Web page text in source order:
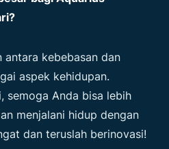
antara kebebasan dan
aspek kehidupan.
semoga Anda bisa lebih
menjalani hidup dengan
dan teruslah berinovasi!